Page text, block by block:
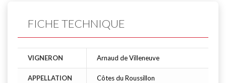
FICHE TECHNIQUE
VIGNERON Arnaud de Villeneuve
APPELLATION Côtes du Roussillon